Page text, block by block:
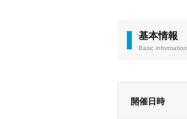
基本情報
Basic information
開催日時